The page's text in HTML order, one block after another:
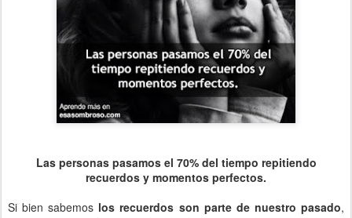
Las personas pasamos el 70% del tiempo repitiendo
recuerdos y momentos perfectos.
Si bien sabemos los recuerdos son parte de nuestro pasado,